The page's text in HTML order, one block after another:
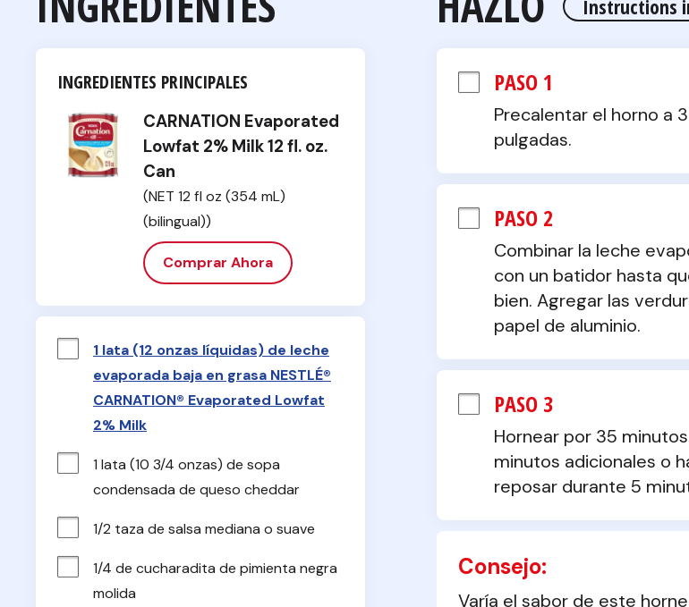
INGREDIENTES PRINCIPALES
CARNATION Evaporated
Lowfat 2% Milk 12 fl. oz.
Can
(NET 12 fl oz (354 mL)
(bilingual))
Comprar Ahora
1 lata (12 onzas líquidas) de leche
evaporada baja en grasa NESTLÉ®
CARNATION® Evaporated Lowfat
2% Milk
1 lata (10 3/4 onzas) de sopa
condensada de queso cheddar
1/2 taza de salsa mediana o suave
1/4 de cucharadita de pimienta negra
molida
Instructions
PASO 1
Precalentar el horno a
pulgadas.
PASO 2
Combinar la leche
con un batidor hasta
bien. Agregar las
papel de aluminio.
PASO 3
Hornear por 35
minutos adicionales o
reposar durante 5
Consejo:
Varía el sabor de este